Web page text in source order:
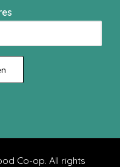
Co-op. All rights